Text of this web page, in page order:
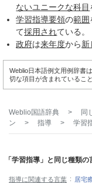
ないユニークな科目
学習指導要領の範囲
て採用されている。
政府は来年度から新
Weblio日本語例文用例辞書
切な項目が含まれているこ
Weblio国語辞典 > 同
ン
> 指導 > 学習
「学習指導」と同じ種類の
指導に関連する言葉 居宅